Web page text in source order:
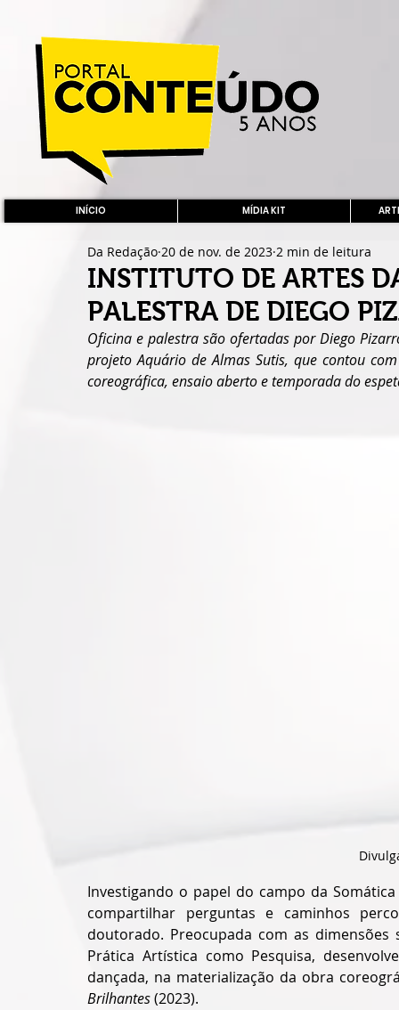
INÍCIO MÍDIA KIT
INSTITUTO DE ARTES
PALESTRA DE DIEGO
Da Redação 20 de nov. de 2023 2 min de leitura
Oficina e palestra são ofertadas por Diego
projeto Aquário de Almas Sutis, que contou
coreográfica, ensaio aberto e temporada do
Investigando o papel do campo da
compartilhar perguntas e caminhos
doutorado. Preocupada com as
Prática Artística como Pesquisa,
dançada, na materialização da obra
Brilhantes (2023).